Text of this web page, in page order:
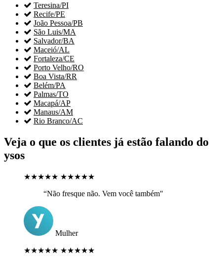
 Teresina/PI
 Recife/PE
 João Pessoa/PB
 São Luis/MA
 Salvador/BA
 Maceió/AL
 Fortaleza/CE
 Porto Velho/RO
 Boa Vista/RR
 Belém/PA
 Palmas/TO
 Macapá/AP
 Manaus/AM
 Rio Branco/AC
Veja o que os clientes já estão falando do
ysos
★★★★★ ★★★★★
“Não fresque não. Vem você também"
Mulher
★★★★★ ★★★★★